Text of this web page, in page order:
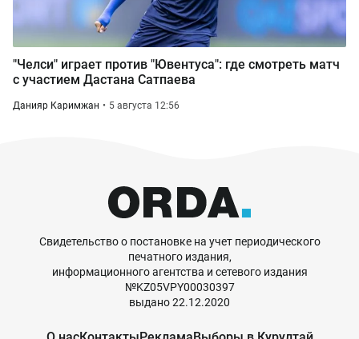
"Челси" играет против "Ювентуса": где смотреть матч
с участием Дастана Сатпаева
Данияр Каримжан 5 августа 12:56
Свидетельство о постановке на учет периодического
печатного издания,
информационного агентства и сетевого издания
№KZ05VPY00030397
выдано 22.12.2020